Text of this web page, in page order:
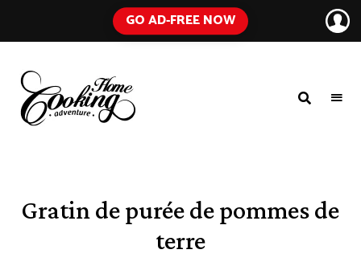
GO AD-FREE NOW
Everyday
Ingredients
Gratin de purée de pommes de
terre